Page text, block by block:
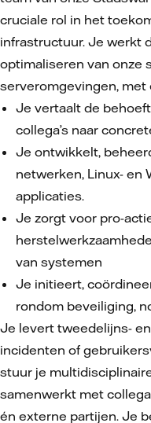
cruciale rol in het
infrastructuur. Je werkt
optimaliseren van onze
serveromgevingen, met
Je vertaalt de
collega’s naar
Je ontwikkelt,
netwerken, Linux- en
applicaties.
Je zorgt voor pro-
van systemen
Je initieert,
rondom beveiliging,
Je levert tweedelijns-
incidenten of
stuur je
samenwerkt met
én externe partijen. Je